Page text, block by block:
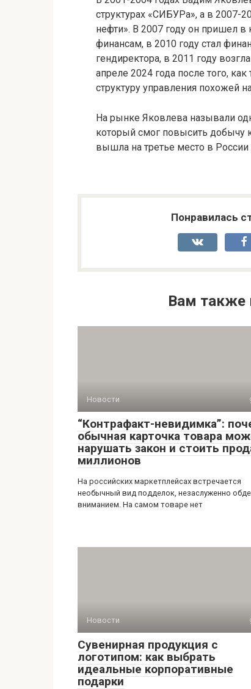
структурах «СИБУРа», а в 2007-
нефти». В 2007 году он пришел
финансам, в 2010 году стал
гендиректора, в 2011 году
апреле 2024 года после того,
структуру управления похожей
На рынке Яковлева называли
который смог повысить добычу
вышла на третье место в
Понравилась
Вам также
Новости
“Контрафакт-невидимка”:
обычная карточка товара
нарушать закон и стоить
миллионов
На российских маркетплейсах встречается
необычный вид подделок, незаслуженно
вниманием. На самом товаре нет
Новости
Сувенирная продукция с
логотипом: как выбрать
идеальные корпоративные
подарки